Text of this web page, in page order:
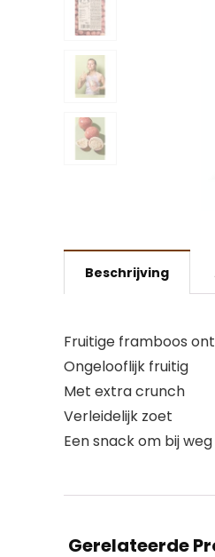
Beschrijving
Fruitige framboos
Ongelooflijk fruitig
Met extra crunch
Verleidelijk zoet
Een snack om bij
Gerelateerde